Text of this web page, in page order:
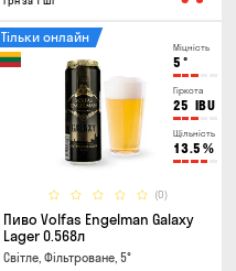
Міцність
5 °
Гіркота
25 IBU
Щільність
13.5 %
(0)
Тільки онлайн
Пиво Volfas Engelman Galaxy
Lager 0.568л
Світле, Фільтроване, 5°